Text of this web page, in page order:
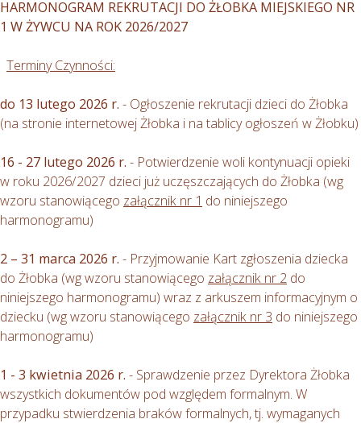
HARMONOGRAM REKRUTACJI DO ŻŁOBKA MIEJSKIEGO NR
1 W ŻYWCU NA ROK 2026/2027
Terminy Czynności:
do 13 lutego 2026 r. - Ogłoszenie rekrutacji dzieci do Żłobka
(na stronie internetowej Żłobka i na tablicy ogłoszeń w Żłobku)
16 - 27 lutego 2026 r. - Potwierdzenie woli kontynuacji opieki
w roku 2026/2027 dzieci już uczęszczających do Żłobka (wg
wzoru stanowiącego załącznik nr 1 do niniejszego
harmonogramu)
2 – 31 marca 2026 r. - Przyjmowanie Kart zgłoszenia dziecka
do Żłobka (wg wzoru stanowiącego załącznik nr 2 do
niniejszego harmonogramu) wraz z arkuszem informacyjnym o
dziecku (wg wzoru stanowiącego załącznik nr 3 do niniejszego
harmonogramu)
1 - 3 kwietnia 2026 r. - Sprawdzenie przez Dyrektora Żłobka
wszystkich dokumentów pod względem formalnym. W
przypadku stwierdzenia braków formalnych, tj. wymaganych